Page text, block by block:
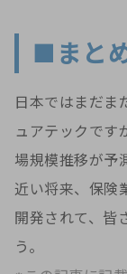
■まと
日本ではまだま
ュアテックで
場規模推移が予
近い将来、保険
開発されて、皆
う。